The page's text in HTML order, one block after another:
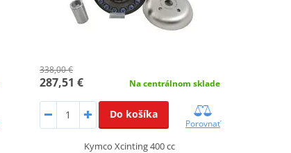
338,00 €
287,51 € Na centrálnom sklade
Do košíka
Porovnať
Kymco Xcinting 400 cc